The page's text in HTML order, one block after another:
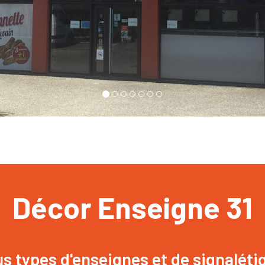
Décor Enseigne 31
types d'enseignes et de